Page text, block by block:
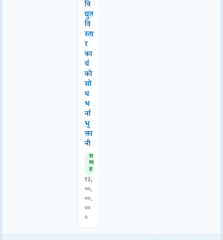
वि
द्युत
वि
स्ता
र
का
र्य
को
सो
ध
भ
र्ना
भु
क्ता
नी
स
म्प
न्न
१३,
००,
००,
००
०